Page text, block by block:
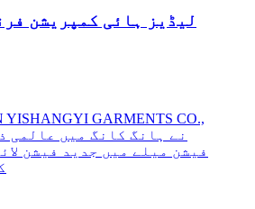
لیڈیز ہائی کمپریشن